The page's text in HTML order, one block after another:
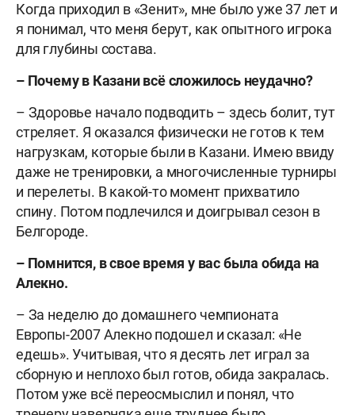
Когда приходил в «Зенит», мне было уже 37 лет и
я понимал, что меня берут, как опытного игрока
для глубины состава.
– Почему в Казани всё сложилось неудачно?
– Здоровье начало подводить – здесь болит, тут
стреляет. Я оказался физически не готов к тем
нагрузкам, которые были в Казани. Имею ввиду
даже не тренировки, а многочисленные турниры
и перелеты. В какой-то момент прихватило
спину. Потом подлечился и доигрывал сезон в
Белгороде.
– Помнится, в свое время у вас была обида на
Алекно.
– За неделю до домашнего чемпионата
Европы-2007 Алекно подошел и сказал: «Не
едешь». Учитывая, что я десять лет играл за
сборную и неплохо был готов, обида закралась.
Потом уже всё переосмыслил и понял, что